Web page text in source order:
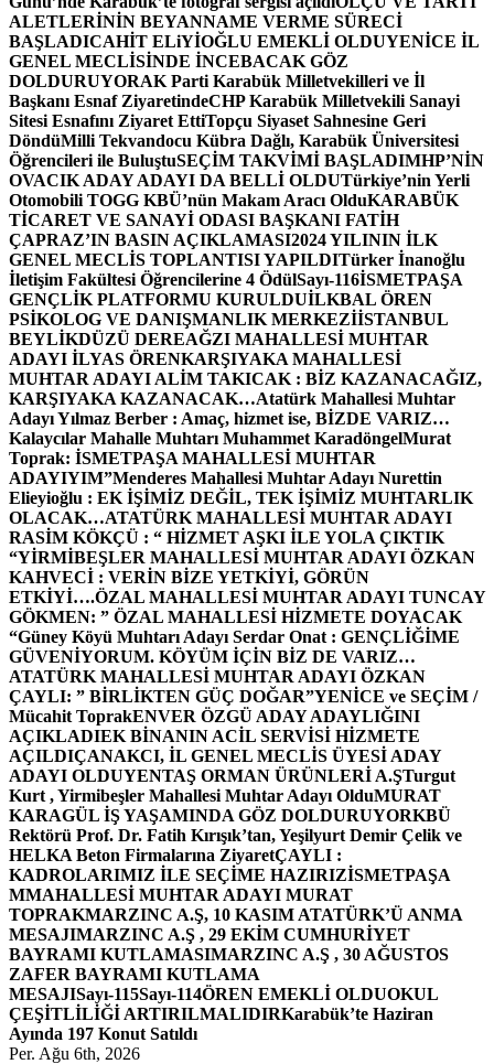
ALETLERİNİN BEYANNAME VERME SÜRECİ
BAŞLADICAHİT ELiYİOĞLU EMEKLİ OLDUYENİCE İL
GENEL MECLİSİNDE İNCEBACAK GÖZ
DOLDURUYORAK Parti Karabük Milletvekilleri ve İl
Başkanı Esnaf ZiyaretindeCHP Karabük Milletvekili Sanayi
Sitesi Esnafını Ziyaret EttiTopçu Siyaset Sahnesine Geri
DöndüMilli Tekvandocu Kübra Dağlı, Karabük Üniversitesi
Öğrencileri ile BuluştuSEÇİM TAKVİMİ BAŞLADIMHP’NİN
OVACIK ADAY ADAYI DA BELLİ OLDUTürkiye’nin Yerli
Otomobili TOGG KBÜ’nün Makam Aracı OlduKARABÜK
TİCARET VE SANAYİ ODASI BAŞKANI FATİH
ÇAPRAZ’IN BASIN AÇIKLAMASI2024 YILININ İLK
GENEL MECLİS TOPLANTISI YAPILDITürker İnanoğlu
İletişim Fakültesi Öğrencilerine 4 ÖdülSayı-116İSMETPAŞA
GENÇLİK PLATFORMU KURULDUİLKBAL ÖREN
PSİKOLOG VE DANIŞMANLIK MERKEZİİSTANBUL
BEYLİKDÜZÜ DEREAĞZI MAHALLESİ MUHTAR
ADAYI İLYAS ÖRENKARŞIYAKA MAHALLESİ
MUHTAR ADAYI ALİM TAKICAK : BİZ KAZANACAĞIZ,
KARŞIYAKA KAZANACAK…Atatürk Mahallesi Muhtar
Adayı Yılmaz Berber : Amaç, hizmet ise, BİZDE VARIZ…
Kalaycılar Mahalle Muhtarı Muhammet KaradöngelMurat
Toprak: İSMETPAŞA MAHALLESİ MUHTAR
ADAYIYIM”Menderes Mahallesi Muhtar Adayı Nurettin
Elieyioğlu : EK İŞİMİZ DEĞİL, TEK İŞİMİZ MUHTARLIK
OLACAK…ATATÜRK MAHALLESİ MUHTAR ADAYI
RASİM KÖKÇÜ : “ HİZMET AŞKI İLE YOLA ÇIKTIK
“YİRMİBEŞLER MAHALLESİ MUHTAR ADAYI ÖZKAN
KAHVECİ : VERİN BİZE YETKİYİ, GÖRÜN
ETKİYİ….ÖZAL MAHALLESİ MUHTAR ADAYI TUNCAY
GÖKMEN: ” ÖZAL MAHALLESİ HİZMETE DOYACAK
“Güney Köyü Muhtarı Adayı Serdar Onat : GENÇLİĞİME
GÜVENİYORUM. KÖYÜM İÇİN BİZ DE VARIZ…
ATATÜRK MAHALLESİ MUHTAR ADAYI ÖZKAN
ÇAYLI: ” BİRLİKTEN GÜÇ DOĞAR”YENİCE ve SEÇİM /
Mücahit ToprakENVER ÖZGÜ ADAY ADAYLIĞINI
AÇIKLADIEK BİNANIN ACİL SERVİSİ HİZMETE
AÇILDIÇANAKCI, İL GENEL MECLİS ÜYESİ ADAY
ADAYI OLDUYENTAŞ ORMAN ÜRÜNLERİ A.ŞTurgut
Kurt , Yirmibeşler Mahallesi Muhtar Adayı OlduMURAT
KARAGÜL İŞ YAŞAMINDA GÖZ DOLDURUYORKBÜ
Rektörü Prof. Dr. Fatih Kırışık’tan, Yeşilyurt Demir Çelik ve
HELKA Beton Firmalarına ZiyaretÇAYLI :
KADROLARIMIZ İLE SEÇİME HAZIRIZİSMETPAŞA
MMAHALLESİ MUHTAR ADAYI MURAT
TOPRAKMARZINC A.Ş, 10 KASIM ATATÜRK’Ü ANMA
MESAJIMARZINC A.Ş , 29 EKİM CUMHURİYET
BAYRAMI KUTLAMASIMARZINC A.Ş , 30 AĞUSTOS
ZAFER BAYRAMI KUTLAMA
MESAJISayı-115Sayı-114ÖREN EMEKLİ OLDUOKUL
ÇEŞİTLİLİĞİ ARTIRILMALIDIRKarabük’te Haziran
Ayında 197 Konut Satıldı
Per. Ağu 6th, 2026